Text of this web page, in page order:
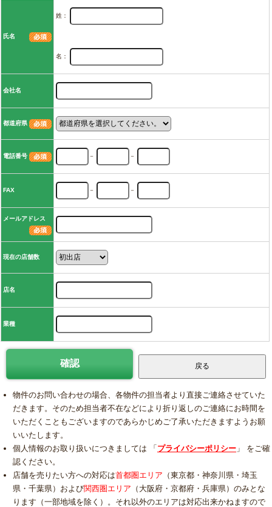
氏名
姓：
名：
会社名
都道府県
電話番号 － －
FAX － －
メールアドレス
現在の店舗数
店名
業種
物件のお問い合わせの場合、各物件の担当者より直接ご連絡させていた
だきます。そのため担当者不在などにより折り返しのご連絡にお時間を
いただくこともございますのであらかじめご了承いただきますようお願
いいたします。
個人情報のお取り扱いにつきましては 「プライバシーポリシー 」 をご確
認ください。
店舗を売りたい方への対応は首都圏エリア （東京都・神奈川県・埼玉
県・千葉県）および関西圏エリア （大阪府・京都府・兵庫県）のみとな
ります（一部地域を除く）。それ以外のエリアは対応出来かねますので